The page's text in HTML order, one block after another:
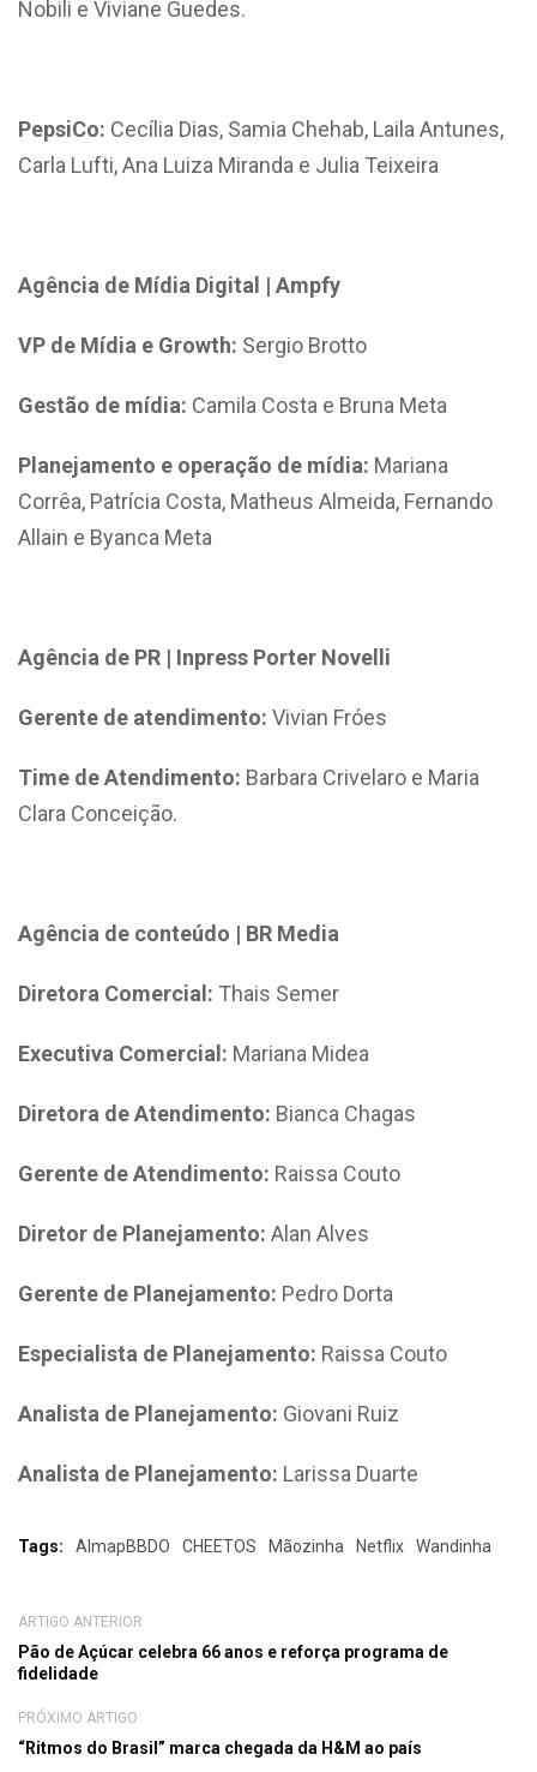
Nobili e Viviane Guedes.
PepsiCo: Cecília Dias, Samia Chehab, Laila Antunes,
Carla Lufti, Ana Luiza Miranda e Julia Teixeira
Agência de Mídia Digital | Ampfy
VP de Mídia e Growth: Sergio Brotto
Gestão de mídia: Camila Costa e Bruna Meta
Planejamento e operação de mídia: Mariana
Corrêa, Patrícia Costa, Matheus Almeida, Fernando
Allain e Byanca Meta
Agência de PR | Inpress Porter Novelli
Gerente de atendimento: Vivian Fróes
Time de Atendimento: Barbara Crivelaro e Maria
Clara Conceição.
Agência de conteúdo | BR Media
Diretora Comercial: Thais Semer
Executiva Comercial: Mariana Midea
Diretora de Atendimento: Bianca Chagas
Gerente de Atendimento: Raissa Couto
Diretor de Planejamento: Alan Alves
Gerente de Planejamento: Pedro Dorta
Especialista de Planejamento: Raissa Couto
Analista de Planejamento: Giovani Ruiz
Analista de Planejamento: Larissa Duarte
Tags: AlmapBBDO CHEETOS Mãozinha Netflix Wandinha
ARTIGO ANTERIOR
Pão de Açúcar celebra 66 anos e reforça programa de
fidelidade
PRÓXIMO ARTIGO
“Ritmos do Brasil” marca chegada da H&M ao país